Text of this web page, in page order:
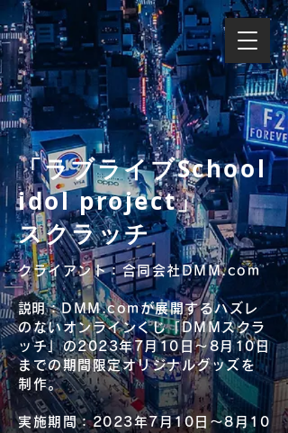
「ラブライブSchool
idol project」
スクラッチ
クライアント：合同会社DMM.com
​説明：DMM.comが展開するハズレ
のないオンラインくじ「DMMスクラ
ッチ」の2023年7月10日〜8月10日
までの期間限定オリジナルグッズを
制作。
実施期間：2023年7月10日〜8月10